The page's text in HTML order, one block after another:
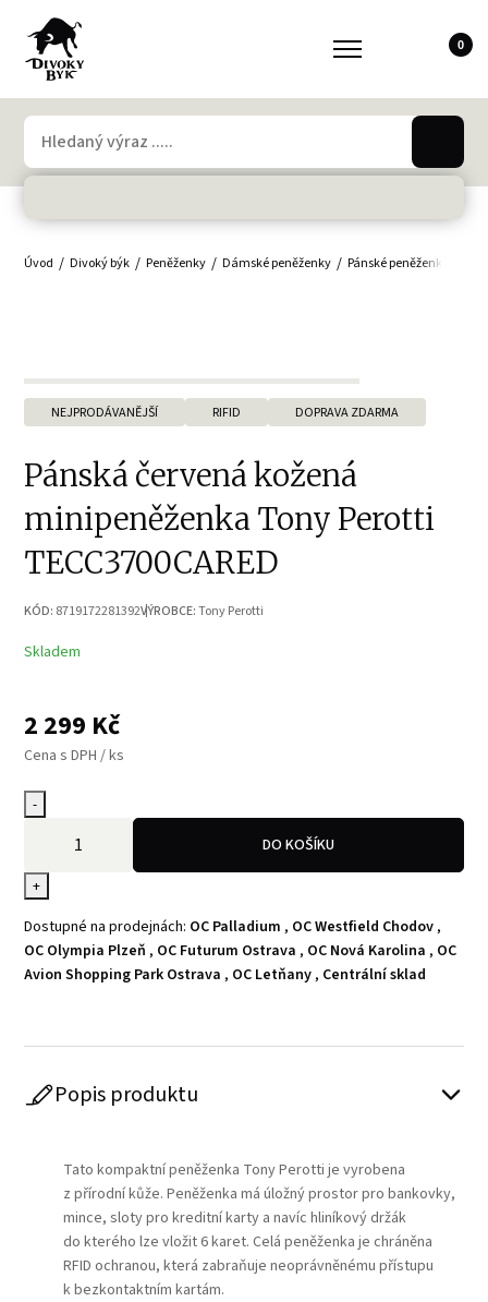
0
Úvod Divoký býk Peněženky Dámské peněženky Pánské peněženky
NEJPRODÁVANĚJŠÍ RIFID DOPRAVA ZDARMA
Pánská červená kožená
minipeněženka Tony Perotti
TECC3700CARED
KÓD: 8719172281392VÝROBCE: Tony Perotti
Skladem
2 299 Kč
Cena s DPH / ks
-
+
DO KOŠÍKU
Dostupné na prodejnách: OC Palladium , OC Westfield Chodov ,
OC Olympia Plzeň , OC Futurum Ostrava , OC Nová Karolina , OC
Avion Shopping Park Ostrava , OC Letňany , Centrální sklad
Popis produktu
Play
Tato kompaktní peněženka Tony Perotti je vyrobena
z přírodní kůže. Peněženka má úložný prostor pro bankovky,
mince, sloty pro kreditní karty a navíc hliníkový držák
do kterého lze vložit 6 karet. Celá peněženka je chráněna
RFID ochranou, která zabraňuje neoprávněnému přístupu
k bezkontaktním kartám.